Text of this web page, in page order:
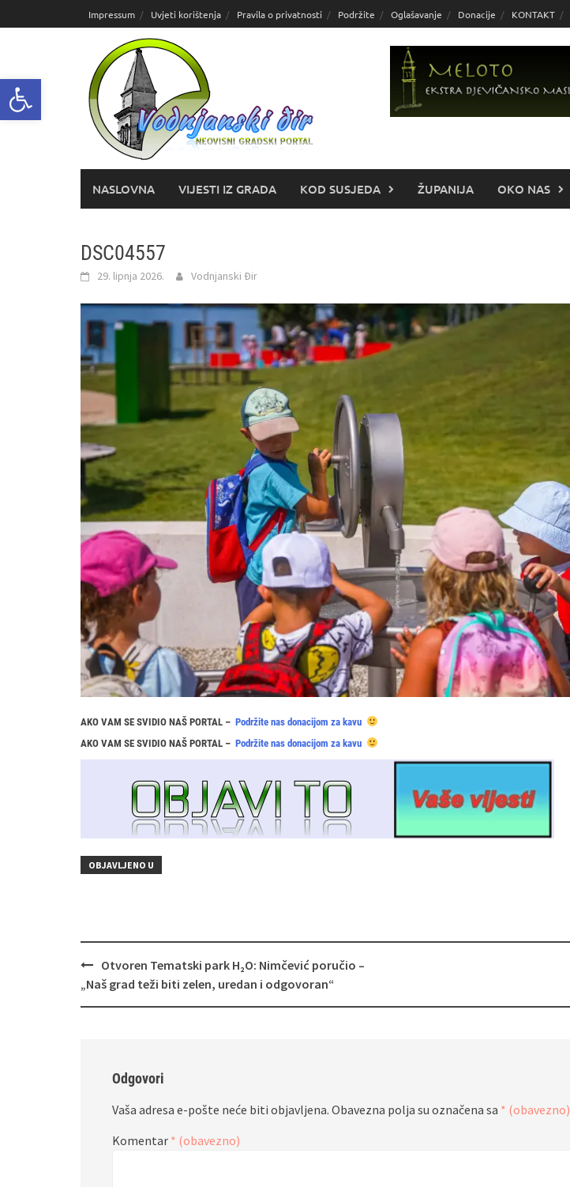
Open toolbar
do
Impressum Uvjeti korištenja Pravila o privatnosti Podržite Oglašavanje Donacije KONTAKT
NASLOVNA VIJESTI IZ GRADA KOD SUSJEDA ŽUPANIJA OKO NAS
DSC04557
29. lipnja 2026. Vodnjanski Đir
AKO VAM SE SVIDIO NAŠ PORTAL – Podržite nas donacijom za kavu
AKO VAM SE SVIDIO NAŠ PORTAL – Podržite nas donacijom za kavu
OBJAVLJENO U
Navigacija
objava
Otvoren Tematski park H₂O: Nimčević poručio –
„Naš grad teži biti zelen, uredan i odgovoran“
Odgovori
Vaša adresa e-pošte neće biti objavljena. Obavezna polja su označena sa * (obavezno)
Komentar * (obavezno)